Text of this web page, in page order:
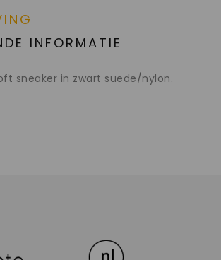
INFORMATIE
sneaker in zwart suede/nylon.